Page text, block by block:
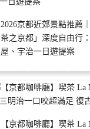
2026京都近郊景點推薦
茶之京都」深度自由行
屋、宇治一日遊提案
【京都咖啡廳】喫茶 La